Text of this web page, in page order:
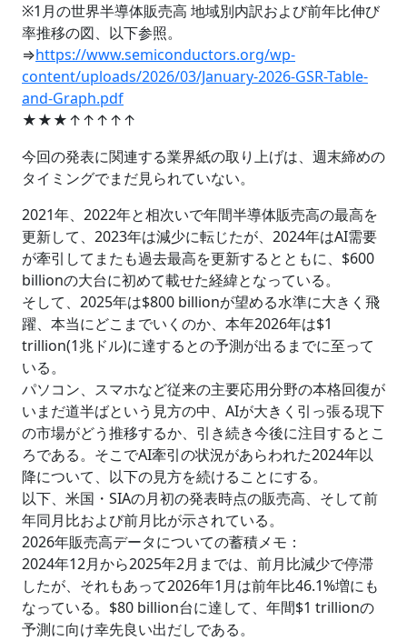
※1月の世界半導体販売高 地域別内訳および前年比伸び
率推移の図、以下参照。
⇒https://www.semiconductors.org/wp-
content/uploads/2026/03/January-2026-GSR-Table-
and-Graph.pdf
★★★↑↑↑↑↑
今回の発表に関連する業界紙の取り上げは、週末締めの
タイミングでまだ見られていない。
2021年、2022年と相次いで年間半導体販売高の最高を
更新して、2023年は減少に転じたが、2024年はAI需要
が牽引してまたも過去最高を更新するとともに、$600
billionの大台に初めて載せた経緯となっている。
そして、2025年は$800 billionが望める水準に大きく飛
躍、本当にどこまでいくのか、本年2026年は$1
trillion(1兆ドル)に達するとの予測が出るまでに至って
いる。
パソコン、スマホなど従来の主要応用分野の本格回復が
いまだ道半ばという見方の中、AIが大きく引っ張る現下
の市場がどう推移するか、引き続き今後に注目するとこ
ろである。そこでAI牽引の状況があらわれた2024年以
降について、以下の見方を続けることにする。
以下、米国・SIAの月初の発表時点の販売高、そして前
年同月比および前月比が示されている。
2026年販売高データについての蓄積メモ：
2024年12月から2025年2月までは、前月比減少で停滞
したが、それもあって2026年1月は前年比46.1%増にも
なっている。$80 billion台に達して、年間$1 trillionの
予測に向け幸先良い出だしである。